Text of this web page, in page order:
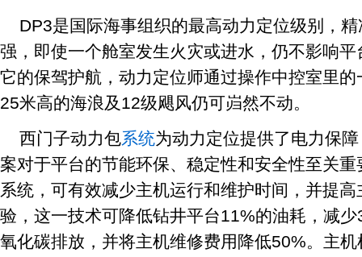
DP3是国际海事组织的最高动力定位级别，
强，即使一个舱室发生火灾或进水，仍不影响
它的保驾护航，动力定位师通过操作中控室里
25米高的海浪及12级飓风仍可岿然不动。
西门子动力包系统为动力定位提供了电力保
案对于平台的节能环保、稳定性和安全性至关
系统，可有效减少主机运行和维护时间，并提
验，这一技术可降低钻井平台11%的油耗，减
氧化碳排放，并将主机维修费用降低50%。主